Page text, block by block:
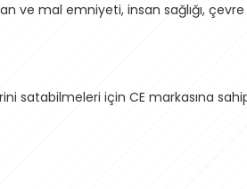
ve mal emniyeti, insan sağlığı, çevre
satabilmeleri için CE markasına